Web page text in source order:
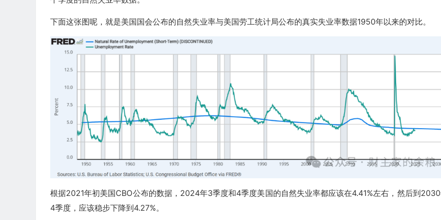
下面这张图呢，就是美国国会公布的自然失业率与美国劳工统计局公布的真实失业率数据1950年以来的对比。
根据2021年初美国CBO公布的数据，2024年3季度和4季度美国的自然失业率都应该在4.41%左右，然后到
4季度，应该稳步下降到4.27%。